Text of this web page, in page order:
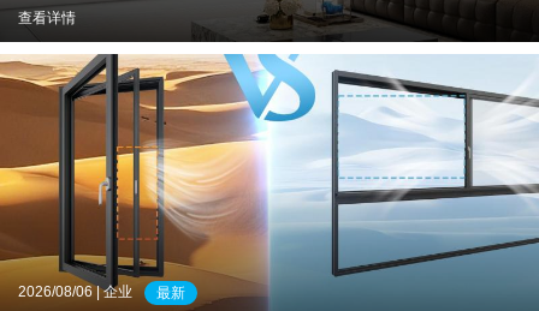
新标赋能中心
加盟合作
新标铝业
查看详情
2026/08/06 | 企业 最新